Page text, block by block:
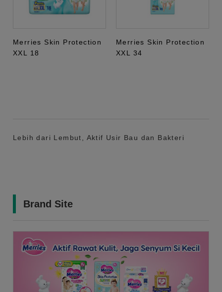
Merries Skin Protection
XXL 18
Merries Skin Protection
XXL 34
Lebih dari Lembut, Aktif Usir Bau dan Bakteri
Brand Site